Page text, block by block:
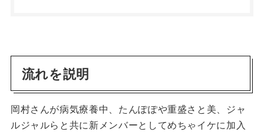
流れを説明
岡村さんが病気療養中、たんぽぽや重盛さと美、ジャ
ルジャルらと共に新メンバーとしてめちゃイケに加入